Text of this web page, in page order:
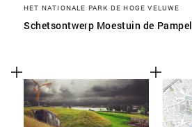
HET NATIONALE PARK DE HOGE VELUWE
Schetsontwerp Moestuin de Pampel